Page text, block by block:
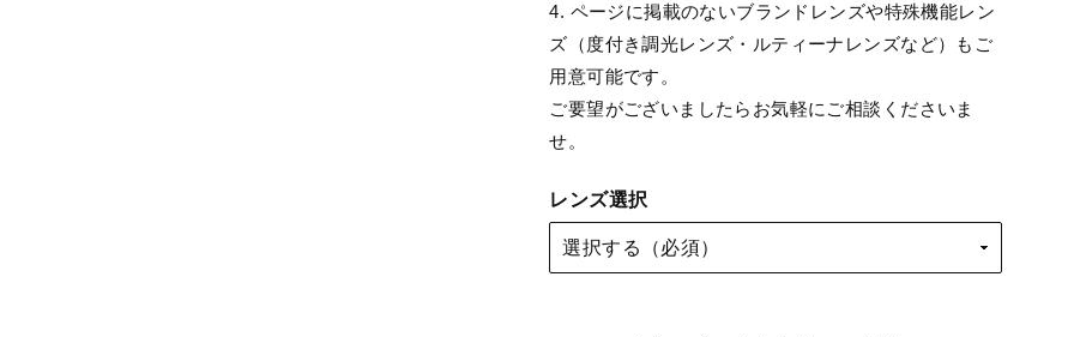
4. ページに掲載のないブランドレンズや特殊機能レン
ズ（度付き調光レンズ・ルティーナレンズなど）もご
用意可能です。
ご要望がございましたらお気軽にご相談くださいま
せ。
レンズ選択